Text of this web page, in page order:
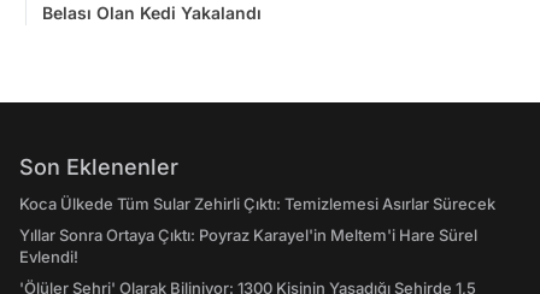
Belası Olan Kedi Yakalandı
Son Eklenenler
Koca Ülkede Tüm Sular Zehirli Çıktı: Temizlemesi Asırlar Sürecek
Yıllar Sonra Ortaya Çıktı: Poyraz Karayel'in Meltem'i Hare Sürel
Evlendi!
'Ölüler Şehri' Olarak Biliniyor: 1300 Kişinin Yaşadığı Şehirde 1,5